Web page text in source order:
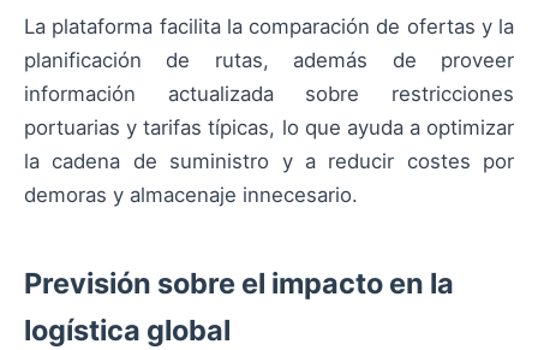
La plataforma facilita la comparación de ofertas y la
planificación de rutas, además de proveer
información actualizada sobre restricciones
portuarias y tarifas típicas, lo que ayuda a optimizar
la cadena de suministro y a reducir costes por
demoras y almacenaje innecesario.
Previsión sobre el impacto en la
logística global